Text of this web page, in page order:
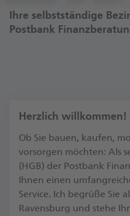
Ihre selbstständige
Postbank
Herzlich willkommen!
Ob Sie bauen, kaufen,
vorsorgen möchten: Als
(HGB) der Postbank
Ihnen einen
Service. Ich begrüße Sie
Ravensburg und stehe